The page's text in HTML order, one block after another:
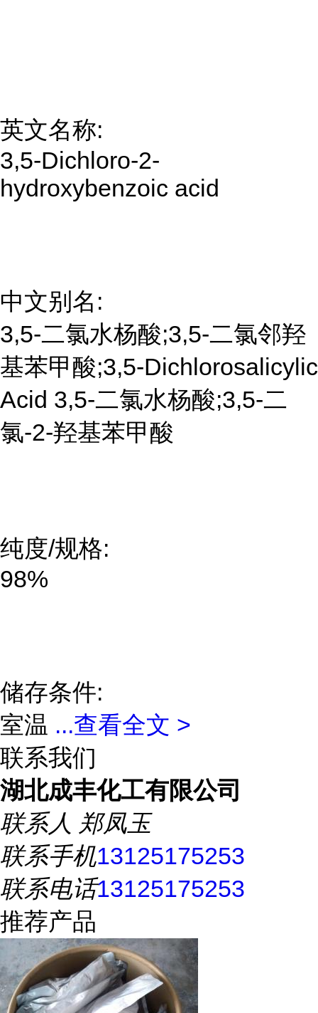
英文名称:
3,5-Dichloro-2-
hydroxybenzoic acid
中文别名:
3,5-二氯水杨酸;3,5-二氯邻羟
基苯甲酸;3,5-Dichlorosalicylic
Acid 3,5-二氯水杨酸;3,5-二
氯-2-羟基苯甲酸
纯度/规格:
98%
储存条件:
室温 ...查看全文 >
联系我们
湖北成丰化工有限公司
联系人 郑凤玉
联系手机13125175253
联系电话13125175253
推荐产品